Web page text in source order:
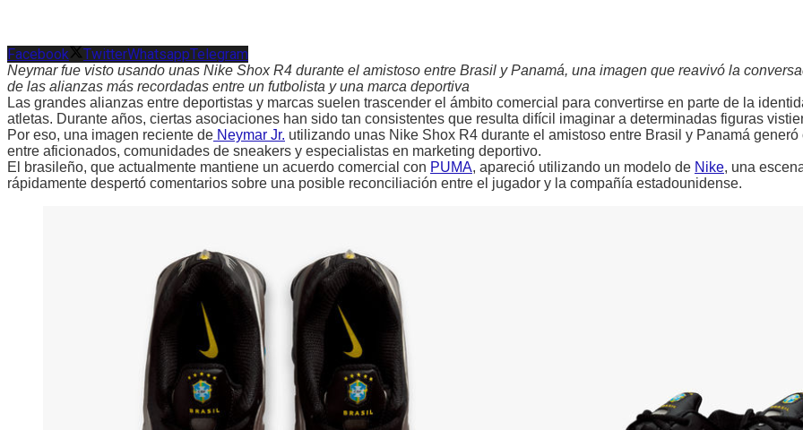
Facebook TwitterWhatsappTelegram
Neymar fue visto usando unas Nike Shox R4 durante el amistoso entre Brasil y Panamá, una imagen que reavivó la
de las alianzas más recordadas entre un futbolista y una marca deportiva
Las grandes alianzas entre deportistas y marcas suelen trascender el ámbito comercial para convertirse en parte de la
atletas. Durante años, ciertas asociaciones han sido tan consistentes que resulta difícil imaginar a determinadas figuras
Por eso, una imagen reciente de Neymar Jr. utilizando unas Nike Shox R4 durante el amistoso entre Brasil y Panamá generó
entre aficionados, comunidades de sneakers y especialistas en marketing deportivo.
El brasileño, que actualmente mantiene un acuerdo comercial con PUMA, apareció utilizando un modelo de Nike, una
rápidamente despertó comentarios sobre una posible reconciliación entre el jugador y la compañía estadounidense.